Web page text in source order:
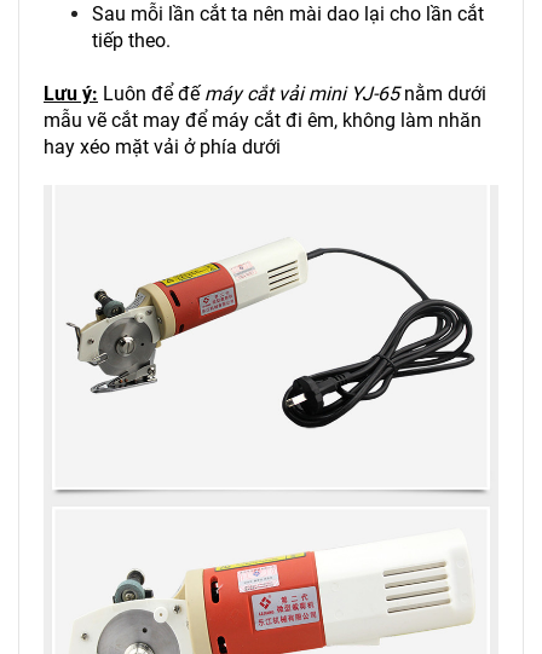
Sau mỗi lần cắt ta nên mài dao lại cho lần cắt
tiếp theo.
Lưu ý: Luôn để đế máy cắt vải mini YJ-65nằm dưới
mẫu vẽ cắt may để máy cắt đi êm, không làm nhăn
hay xéo mặt vải ở phía dưới